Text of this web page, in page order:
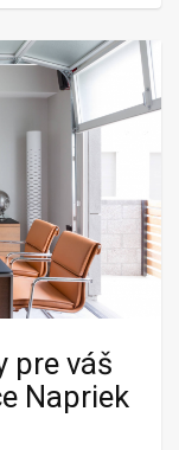
pre váš
Napriek